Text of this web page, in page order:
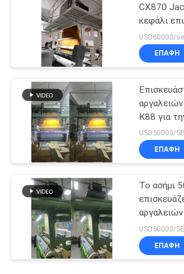
Επισκευάστε
υφαίνοντας
αργαλειό
Ηλεκτρονικός
Jacquard
CX870
κεφάλι
αργαλειό
USD60000/
ΕΠΑΦΉ
K88 για
ΕΠΑΦΉ
Το ασήμι
Jacquard
ΕΠΑΦΉ